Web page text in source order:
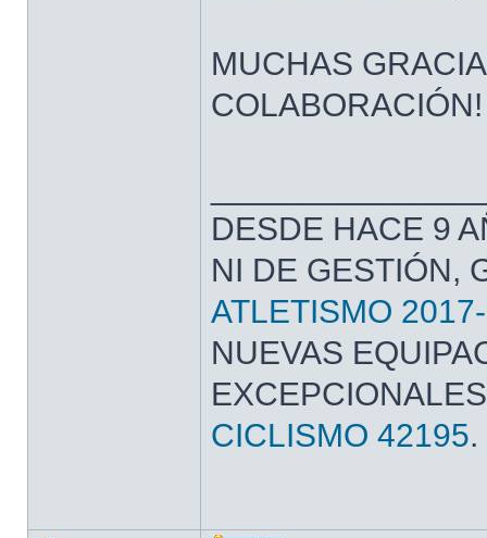
MUCHAS
COLABORACIÓN!
DESDE HACE 9
NI DE GESTIÓN,
ATLETISMO
NUEVAS
CICLISMO 42195.